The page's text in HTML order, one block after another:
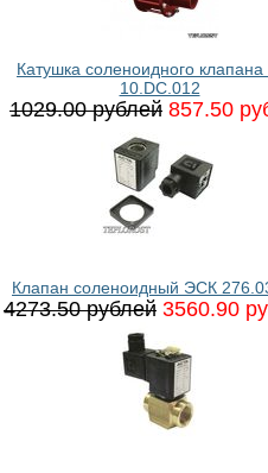
Катушка соленоидного
10.DC.012
1029.00 рублей 857.50
Клапан соленоидный ЭСК
4273.50 рублей 3560.90